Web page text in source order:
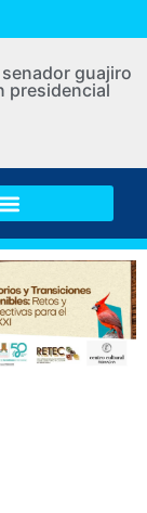
guajiro
presidencial